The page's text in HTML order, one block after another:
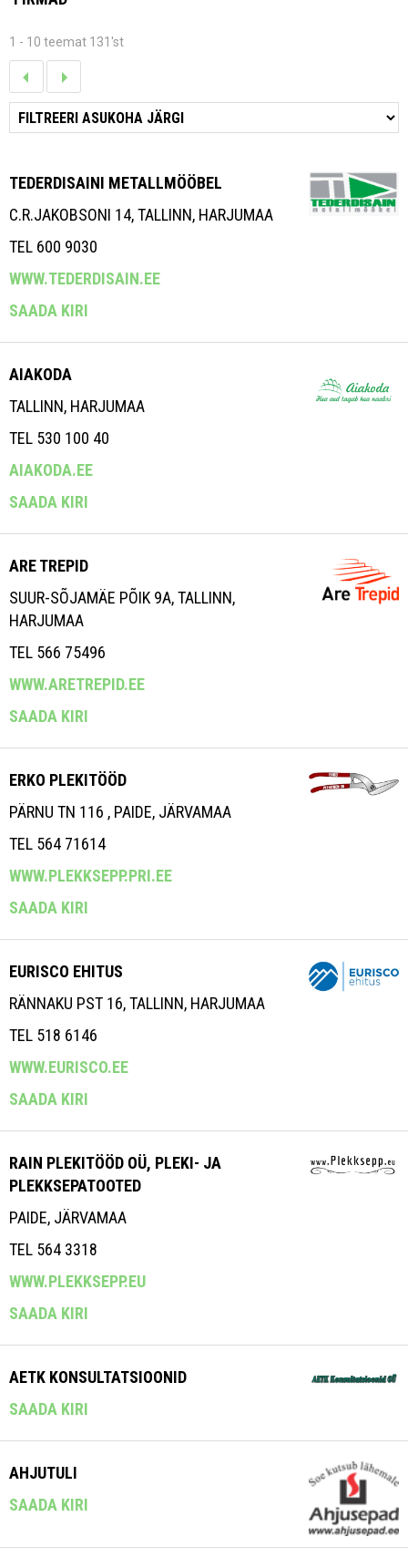
1 - 10 teemat 131'st
TEDERDISAINI METALLMÖÖBEL
C.R.JAKOBSONI 14, TALLINN, HARJUMAA
TEL 600 9030
WWW.TEDERDISAIN.EE
SAADA KIRI
AIAKODA
TALLINN, HARJUMAA
TEL 530 100 40
AIAKODA.EE
SAADA KIRI
ARE TREPID
SUUR-SÕJAMÄE PÕIK 9A, TALLINN,
HARJUMAA
TEL 566 75496
WWW.ARETREPID.EE
SAADA KIRI
ERKO PLEKITÖÖD
PÄRNU TN 116 , PAIDE, JÄRVAMAA
TEL 564 71614
WWW.PLEKKSEPP.PRI.EE
SAADA KIRI
EURISCO EHITUS
RÄNNAKU PST 16, TALLINN, HARJUMAA
TEL 518 6146
WWW.EURISCO.EE
SAADA KIRI
RAIN PLEKITÖÖD OÜ, PLEKI- JA
PLEKKSEPATOOTED
PAIDE, JÄRVAMAA
TEL 564 3318
WWW.PLEKKSEPP.EU
SAADA KIRI
AETK KONSULTATSIOONID
SAADA KIRI
AHJUTULI
SAADA KIRI